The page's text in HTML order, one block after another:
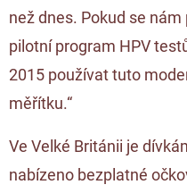
než dnes. Pokud se
pilotní program HPV
2015 používat tuto
měřítku.“
Ve Velké Británii je
nabízeno bezplatné